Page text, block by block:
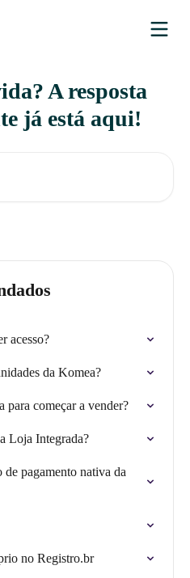
A resposta
já está aqui!
acesso?
da Komea?
começar a vender?
Loja Integrada?
pagamento nativa da
no Registro.br